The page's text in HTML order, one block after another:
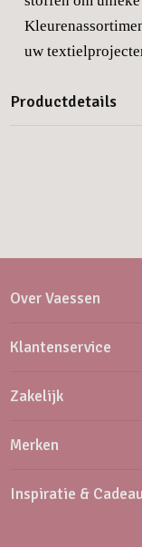
uw
Productdetails
Over Vaessen
Klantenservice
Zakelijk
Merken
Inspiratie &